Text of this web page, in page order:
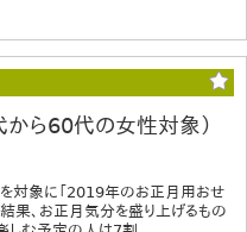
ら60代の女性対象）
対象に「2019年のお正月用おせ
果、お正月気分を盛り上げるもの